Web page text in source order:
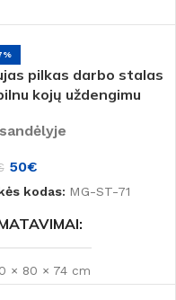
LMDP
,Medienos spalva
ŽENKLAS
pilkas darbo stalas
kojų uždengimu
50€
kodas: MG-ST-71
× 80 × 74 cm